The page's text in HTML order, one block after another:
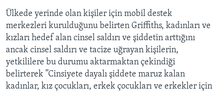
Ülkede yerinde olan kişiler için mobil destek
merkezleri kurulduğunu belirten Griffiths, kadınları ve
kızları hedef alan cinsel saldırı ve şiddetin arttığını
ancak cinsel saldırı ve tacize uğrayan kişilerin,
yetkililere bu durumu aktarmaktan çekindiği
belirterek ”Cinsiyete dayalı şiddete maruz kalan
kadınlar, kız çocukları, erkek çocukları ve erkekler için